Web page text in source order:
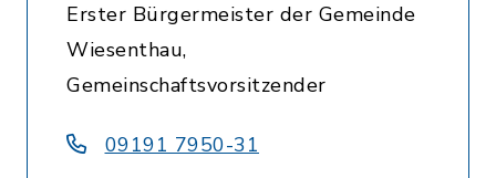
Erster Bürgermeister der Gemeinde
Wiesenthau,
Gemeinschaftsvorsitzender
09191 7950-31